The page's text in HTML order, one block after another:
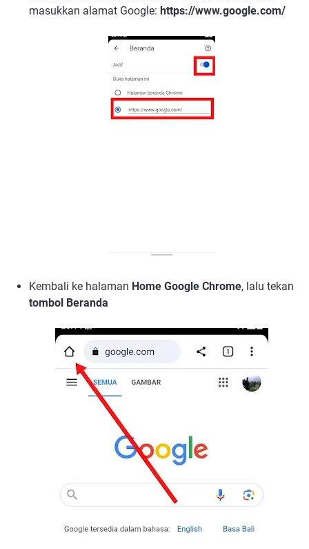
masukkan alamat Google: https://www.google.com/
Kembali ke halaman Home Google Chrome, lalu tekan
tombol Beranda